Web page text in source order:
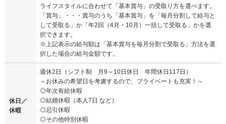
ライフスタイルに合わせて「基本賞与」の受取り方を選べます。
「賞与」・・・賞与のうち「基本賞与」を「毎月分割して給与と
して受取る」か「年2回（4月・10月）一括して受取る」かを選
択できます。
※上記表示の給与額は「基本賞与を毎月分割で受取る」方法を選
択した場合の給与金額です。
休日／
休暇
週休2日（シフト制 月9～10日休日 年間休日117日）
～お休みの希望日を考慮するので、プライベートも充実！～
◎年次有給休暇
◎結婚休暇（本人7日 など）
◎忌引休暇
◎その他特別休暇